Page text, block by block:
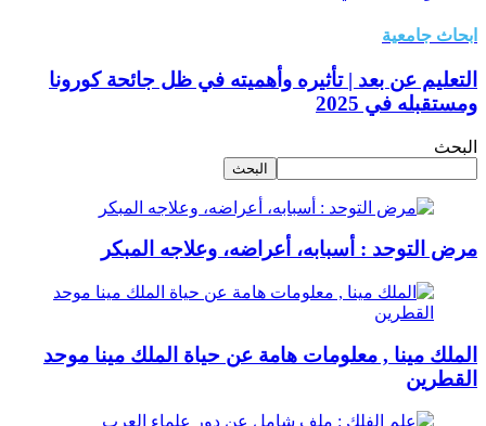
ابحاث جامعية
التعليم عن بعد | تأثيره وأهميته في ظل جائحة كورونا
ومستقبله في 2025
البحث
البحث
مرض التوحد : أسبابه، أعراضه، وعلاجه المبكر
الملك مينا , معلومات هامة عن حياة الملك مينا موحد
القطرين